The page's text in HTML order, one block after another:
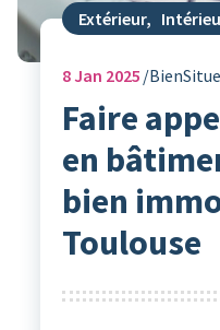
Extérieur,
8Jan 2025 BienSitue
Faire
en
bien
Toulouse